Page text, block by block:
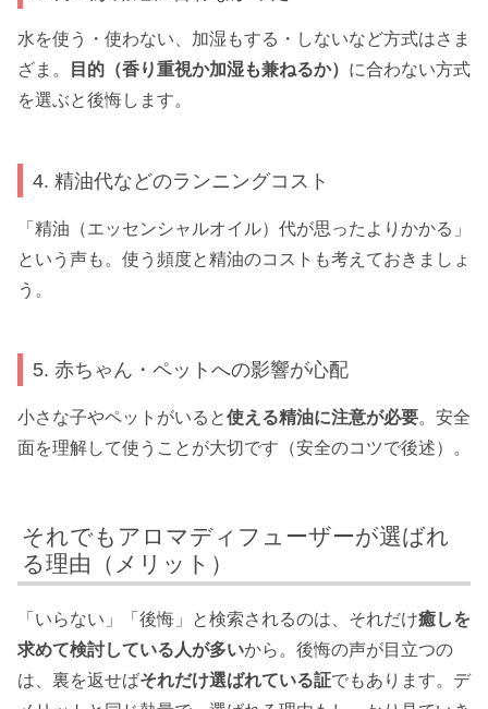
水を使う・使わない、加湿もする・しないなど方式はさま
ざま。
目的（香り重視か加湿も兼ねるか） に合わない方式
を選ぶと後悔します。
4. 精油代などのランニングコスト
「精油（エッセンシャルオイル）代が思ったよりかかる」
という声も。使う頻度と精油のコストも考えておきましょ
う。
5. 赤ちゃん・ペットへの影響が心配
小さな子やペットがいると使える精油に注意が必要。安全
面を理解して使うことが大切です（安全のコツで後述）。
それでもアロマディフューザーが選ばれ
る理由（メリット）
「いらない」「後悔」と検索されるのは、それだけ癒しを
求めて検討している人が多いから。後悔の声が目立つの
は、裏を返せばそれだけ選ばれている証でもあります。デ